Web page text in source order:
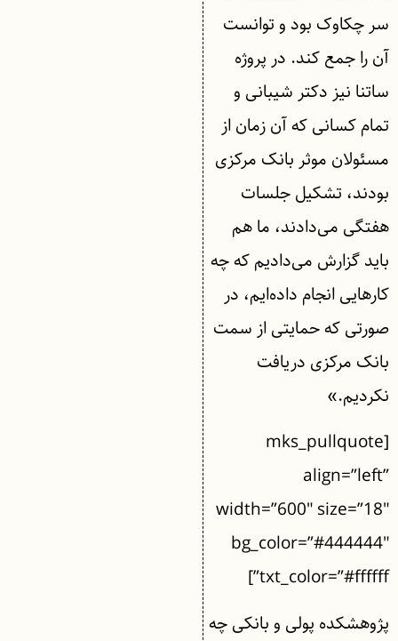
سر چکاوک بود و توانست
آن را جمع کند. در پروژه
ساتنا نیز دکتر شیبانی و
تمام کسانی که آن زمان از
مسئولان موثر بانک مرکزی
بودند، تشکیل جلسات
هفتگی می‌دادند، ما هم
باید گزارش می‌دادیم که چه
‌کارهایی انجام داده‌ایم، در
صورتی که حمایتی از سمت
بانک مرکزی دریافت
نکردیم.»
[mks_pullquote
align=”left”
width=”600″ size=”18″
bg_color=”#444444″
txt_color=”#ffffff”]
پژوهشکده پولی و بانکی چه